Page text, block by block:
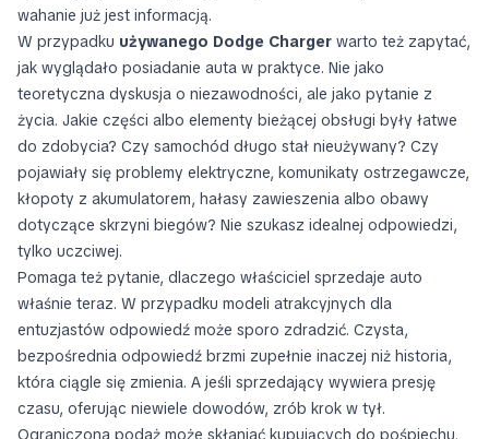
wahanie już jest informacją.
W przypadku używanego Dodge Charger warto też zapytać,
jak wyglądało posiadanie auta w praktyce. Nie jako
teoretyczna dyskusja o niezawodności, ale jako pytanie z
życia. Jakie części albo elementy bieżącej obsługi były łatwe
do zdobycia? Czy samochód długo stał nieużywany? Czy
pojawiały się problemy elektryczne, komunikaty ostrzegawcze,
kłopoty z akumulatorem, hałasy zawieszenia albo obawy
dotyczące skrzyni biegów? Nie szukasz idealnej odpowiedzi,
tylko uczciwej.
Pomaga też pytanie, dlaczego właściciel sprzedaje auto
właśnie teraz. W przypadku modeli atrakcyjnych dla
entuzjastów odpowiedź może sporo zdradzić. Czysta,
bezpośrednia odpowiedź brzmi zupełnie inaczej niż historia,
która ciągle się zmienia. A jeśli sprzedający wywiera presję
czasu, oferując niewiele dowodów, zrób krok w tył.
Ograniczona podaż może skłaniać kupujących do pośpiechu,